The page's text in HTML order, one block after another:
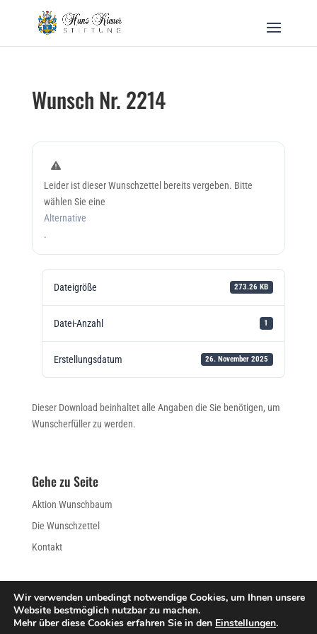
Wunsch Nr. 2214
Leider ist dieser Wunschzettel bereits vergeben. Bitte
wählen Sie eine
Alternative
.
Dateigröße 273.26 KB
Datei-Anzahl 1
Erstellungsdatum 26. November 2025
Dieser Download beinhaltet alle Angaben die Sie benötigen, um
Wunscherfüller zu werden.
Gehe zu Seite
Aktion Wunschbaum
Die Wunschzettel
Kontakt
IMPRESSUM DATENSCHUTZERKLÄRUNG
Wir verwenden unbedingt notwendige Cookies, um Ihnen unsere
Website bestmöglich nutzbar zu machen.
Mehr über diese Cookies erfahren Sie in den Einstellungen.